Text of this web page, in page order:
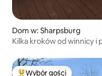
Dom w: Sharpsburg
Kilka kroków od winnicy i
Wybór gości